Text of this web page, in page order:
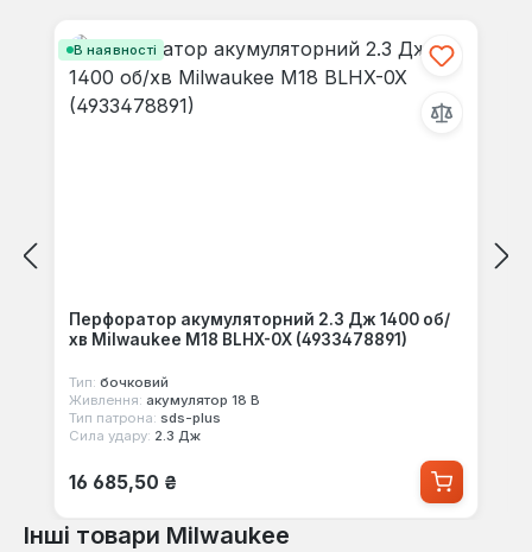
В наявності
Перфоратор акумуляторний 2.3 Дж 1400 об/
хв Milwaukee M18 BLHX-0X (4933478891)
Тип: бочковий
Живлення: акумулятор 18 В
Тип патрона: sds-plus
Сила удару: 2.3 Дж
Звичайна ціна:
16 685,50 ₴
Інші товари Milwaukee